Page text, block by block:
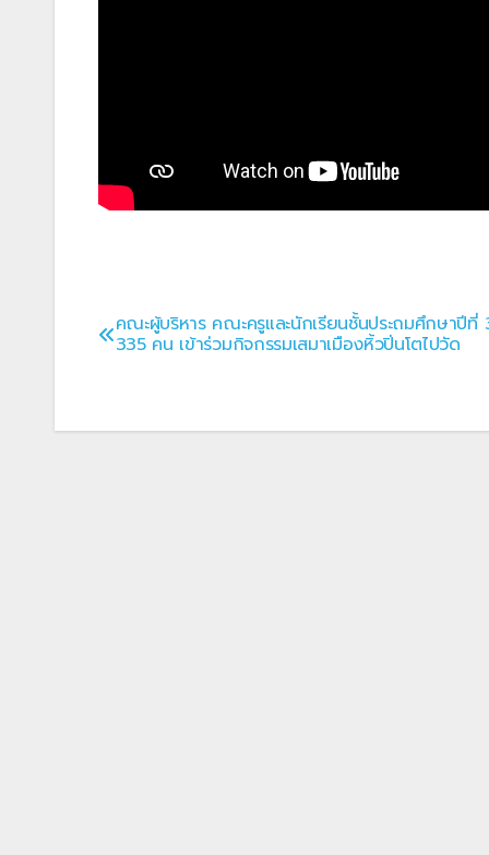
แนะแนว
คณะผู้บริหาร คณะครูและนักเรียนชั้นประถมศึกษาปีที่
335 คน เข้าร่วมกิจกรรมเสมาเมืองหิ้วปิ่นโตไปวัด